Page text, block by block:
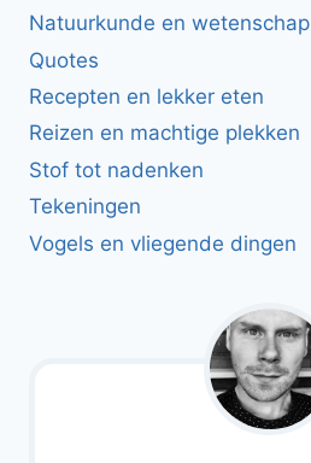
Natuurkunde en wetenschap
Quotes
Recepten en lekker eten
Reizen en machtige plekken
Stof tot nadenken
Tekeningen
Vogels en vliegende dingen